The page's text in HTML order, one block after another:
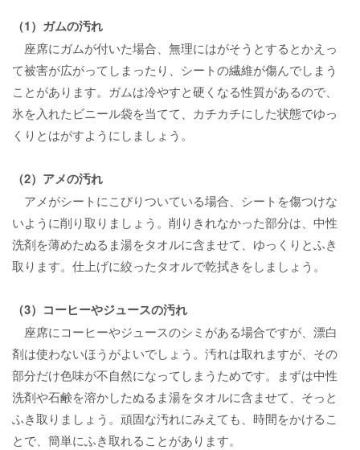
（1）ガムの汚れ
座席にガムが付いた場合、無理にはがそうとするとかえっ
て被害が広がってしまったり、シートの繊維が傷んでしまう
ことがあります。ガムは冷やすと硬くなる性質があるので、
氷を入れたビニール袋を当てて、カチカチにした状態でゆっ
くりとはがすようにしましょう。
（2）アメの汚れ
アメがシートにこびりついている場合、シートを傷つけな
いように削り取りましょう。削りきれなかった部分は、中性
洗剤を薄めたぬるま湯をタオルに含ませて、ゆっくりとふき
取ります。仕上げに絞ったタオルで乾拭きをしましょう。
（3）コーヒーやジュースの汚れ
座席にコーヒーやジュースのシミがある場合ですが、漂白
剤は使わないほうがよいでしょう。汚れは取れますが、その
部分だけ色味が不自然になってしまうためです。まずは中性
洗剤や石鹸を溶かしたぬるま湯をタオルに含ませて、そっと
ふき取りましょう。頑固な汚れにみえても、時間をかけるこ
とで、簡単にふき取れることがあります。